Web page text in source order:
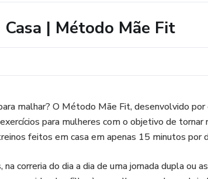
| Método Mãe Fit
malhar? O Método Mãe Fit, desenvolvido por
para mulheres com o objetivo de tornar
feitos em casa em apenas 15 minutos por
na correria do dia a dia de uma jornada dupla ou